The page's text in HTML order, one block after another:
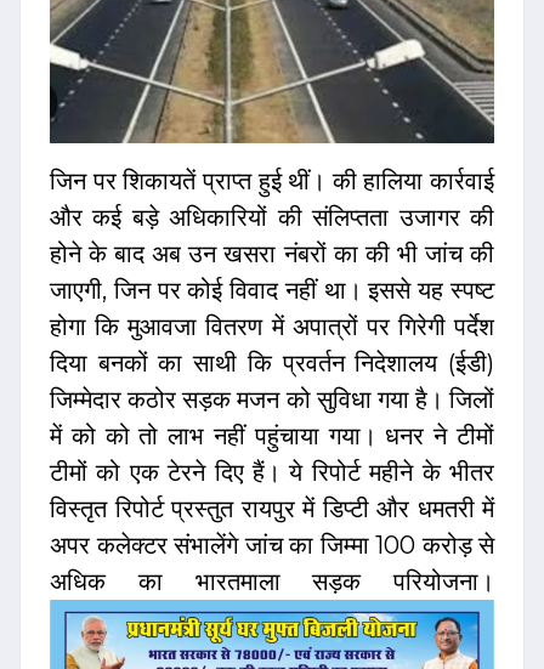
जिन पर शिकायतें प्राप्त हुई थीं। की हालिया कार्रवाई
और कई बड़े अधिकारियों की संलिप्तता उजागर की
होने के बाद अब उन खसरा नंबरों का की भी जांच की
जाएगी, जिन पर कोई विवाद नहीं था। इससे यह स्पष्ट
होगा कि मुआवजा वितरण में अपात्रों पर गिरेगी पर्देश
दिया बनकों का साथी कि प्रवर्तन निदेशालय (ईडी)
जिम्मेदार कठोर सड़क मजन को सुविधा गया है। जिलों
में को को तो लाभ नहीं पहुंचाया गया। धनर ने टीमों
टीमों को एक टेरने दिए हैं। ये रिपोर्ट महीने के भीतर
विस्तृत रिपोर्ट प्रस्तुत रायपुर में डिप्टी और धमतरी में
अपर कलेक्टर संभालेंगे जांच का जिम्मा 100 करोड़ से
अधिक का भारतमाला सड़क परियोजना।